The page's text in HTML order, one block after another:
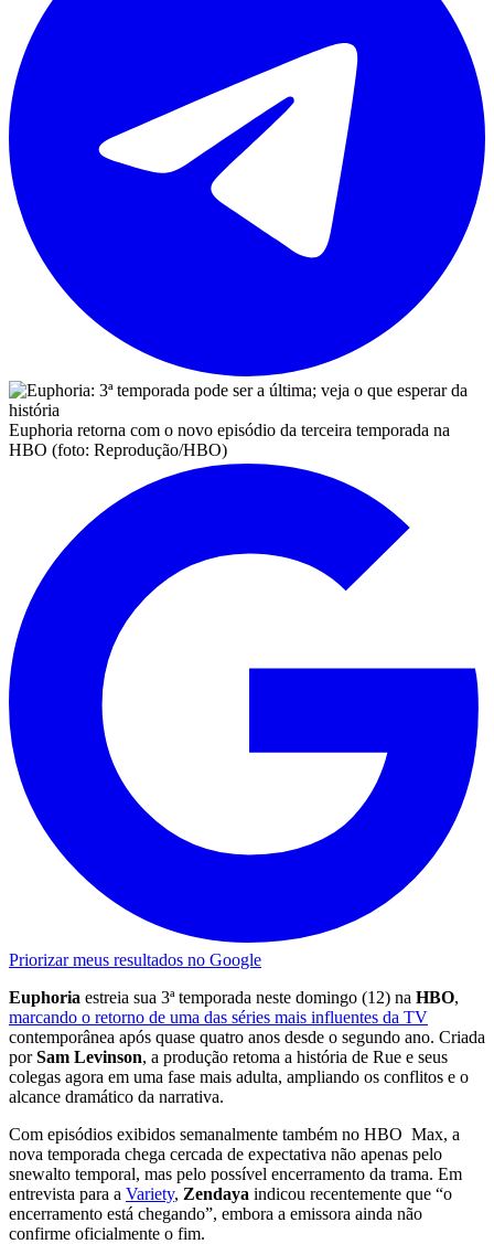
Euphoria retorna com o novo episódio da terceira temporada na
HBO (foto: Reprodução/HBO)
Priorizar meus resultados no Google
Euphoria estreia sua 3ª temporada neste domingo (12) na HBO,
marcando o retorno de uma das séries mais influentes da TV
contemporânea após quase quatro anos desde o segundo ano. Criada
porSam Levinson, a produção retoma a história de Rue e seus
colegas agora em uma fase mais adulta, ampliando os conflitos e o
alcance dramático da narrativa.
Com episódios exibidos semanalmente também no HBO Max, a
nova temporada chega cercada de expectativa não apenas pelo
snewalto temporal, mas pelo possível encerramento da trama. Em
entrevista para a Variety, Zendaya indicou recentemente que “o
encerramento está chegando”, embora a emissora ainda não
confirme oficialmente o fim.